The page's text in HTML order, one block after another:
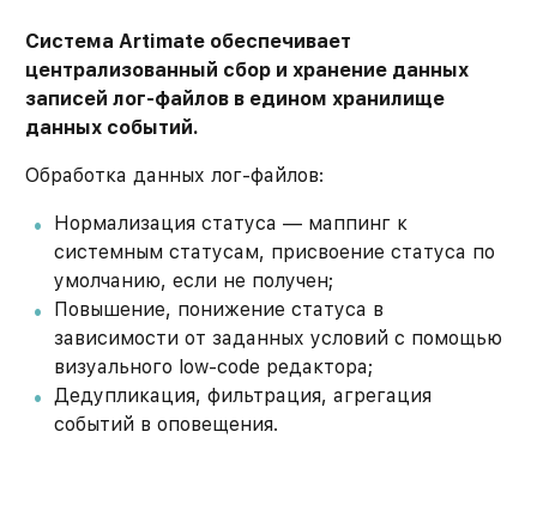
Система Artimate обеспечивает
централизованный сбор и хранение данных
записей лог-файлов в едином хранилище
данных событий.
Обработка данных лог-файлов:
Нормализация статуса — маппинг к
системным статусам, присвоение статуса по
умолчанию, если не получен;
Повышение, понижение статуса в
зависимости от заданных условий с помощью
визуального low-code редактора;
Дедупликация, фильтрация, агрегация
событий в оповещения.